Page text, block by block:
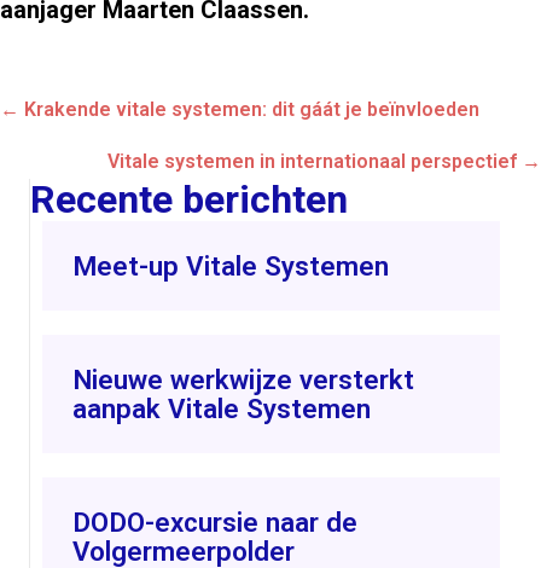
aanjager Maarten Claassen.
Posts
navigation
← Krakende vitale systemen: dit gáát je beïnvloeden
Vitale systemen in internationaal perspectief →
Recente berichten
Meet-up Vitale Systemen
Nieuwe werkwijze versterkt
aanpak Vitale Systemen
DODO-excursie naar de
Volgermeerpolder